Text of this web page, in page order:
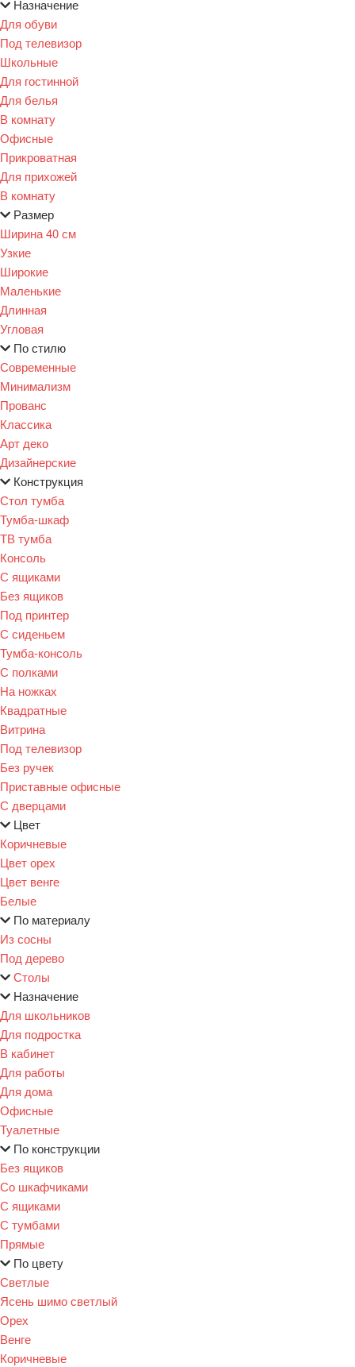
Назначение
Для обуви
Под телевизор
Школьные
Для гостинной
Для белья
В комнату
Офисные
Прикроватная
Для прихожей
В комнату
Размер
Ширина 40 см
Узкие
Широкие
Маленькие
Длинная
Угловая
По стилю
Современные
Минимализм
Прованс
Классика
Арт деко
Дизайнерские
Конструкция
Стол тумба
Тумба-шкаф
ТВ тумба
Консоль
С ящиками
Без ящиков
Под принтер
С сиденьем
Тумба-консоль
С полками
На ножках
Квадратные
Витрина
Под телевизор
Без ручек
Приставные офисные
С дверцами
Цвет
Коричневые
Цвет орех
Цвет венге
Белые
По материалу
Из сосны
Под дерево
Столы
Назначение
Для школьников
Для подростка
В кабинет
Для работы
Для дома
Офисные
Туалетные
По конструкции
Без ящиков
Со шкафчиками
С ящиками
С тумбами
Прямые
По цвету
Светлые
Ясень шимо светлый
Орех
Венге
Коричневые